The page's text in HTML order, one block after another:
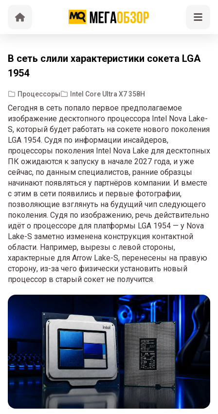
В сеть слили характеристики сокета LGA
1954
Процессоры Intel Core Ultra X7 358H
Сегодня в сеть попало первое предполагаемое
изображение десктопного процессора Intel Nova Lake-
S, который будет работать на сокете нового поколения
LGA 1954. Судя по информации инсайдеров,
процессоры поколения Intel Nova Lake для десктопных
ПК ожидаются к запуску в начале 2027 года, и уже
сейчас, по данным специалистов, ранние образцы
начинают появляться у партнёров компании. И вместе
с этим в сети появились и первые фотографии,
позволяющие взглянуть на будущий чип следующего
поколения. Судя по изображению, речь действительно
идёт о процессоре для платформы LGA 1954 — у Nova
Lake-S заметно изменена конструкция контактной
области. Например, вырезы с левой стороны,
характерные для Arrow Lake-S, перенесены на правую
сторону, из-за чего физически установить новый
процессор в старый сокет не получится.